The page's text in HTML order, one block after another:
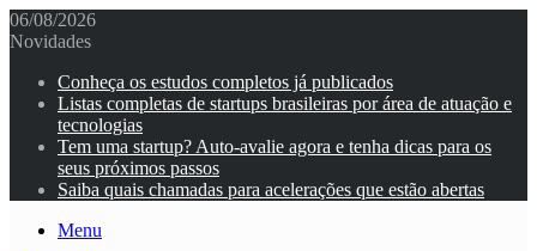
06/08/2026
Novidades
Conheça os estudos completos já publicados
Listas completas de startups brasileiras por área de atuação e
tecnologias
Tem uma startup? Auto-avalie agora e tenha dicas para os
seus próximos passos
Saiba quais chamadas para acelerações que estão abertas
Menu